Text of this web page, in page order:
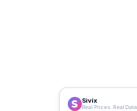
Sivix
Real Prices. Real Data